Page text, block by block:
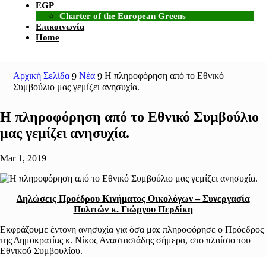
EGP
Charter of the European Greens
Επικοινωνία
Home
Αρχική Σελίδα 9 Νέα 9 Η πληροφόρηση από το Εθνικό
Συμβούλιο μας γεμίζει ανησυχία.
Η πληροφόρηση από το Εθνικό Συμβούλιο
μας γεμίζει ανησυχία.
Mar 1, 2019
Δηλώσεις Προέδρου Κινήματος Οικολόγων – Συνεργασία
Πολιτών κ. Γιώργου Περδίκη
Εκφράζουμε έντονη ανησυχία για όσα μας πληροφόρησε ο Πρόεδρος
της Δημοκρατίας κ. Νίκος Αναστασιάδης σήμερα, στο πλαίσιο του
Εθνικού Συμβουλίου.